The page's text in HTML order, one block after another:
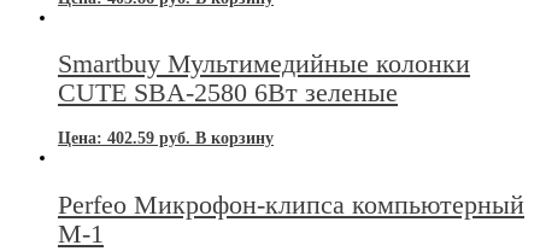
Smartbuy Мультимедийные колонки
CUTE SBA-2580 6Вт зеленые
Цена: 402.59 руб. В корзину
Perfeo Микрофон-клипса компьютерный
М-1